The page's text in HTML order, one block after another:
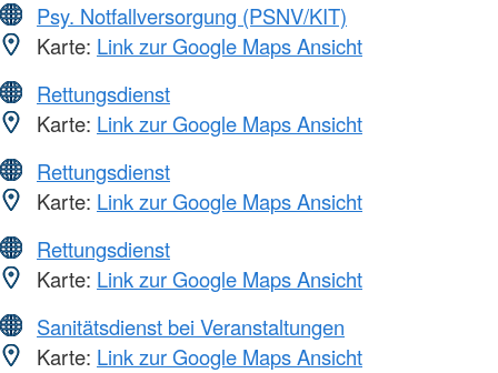
Psy. Notfallversorgung (PSNV/KIT)
Karte: Link zur Google Maps Ansicht
Rettungsdienst
Karte: Link zur Google Maps Ansicht
Rettungsdienst
Karte: Link zur Google Maps Ansicht
Rettungsdienst
Karte: Link zur Google Maps Ansicht
Sanitätsdienst bei Veranstaltungen
Karte: Link zur Google Maps Ansicht